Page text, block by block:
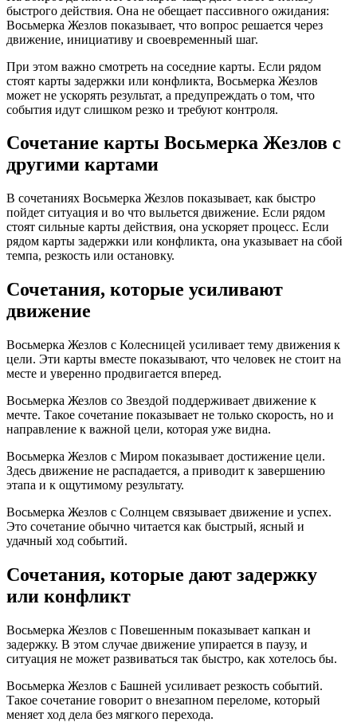
быстрого действия. Она не обещает пассивного ожидания:
Восьмерка Жезлов показывает, что вопрос решается через
движение, инициативу и своевременный шаг.
При этом важно смотреть на соседние карты. Если рядом
стоят карты задержки или конфликта, Восьмерка Жезлов
может не ускорять результат, а предупреждать о том, что
события идут слишком резко и требуют контроля.
Сочетание карты Восьмерка Жезлов с
другими картами
В сочетаниях Восьмерка Жезлов показывает, как быстро
пойдет ситуация и во что выльется движение. Если рядом
стоят сильные карты действия, она ускоряет процесс. Если
рядом карты задержки или конфликта, она указывает на сбой
темпа, резкость или остановку.
Сочетания, которые усиливают
движение
Восьмерка Жезлов с Колесницей усиливает тему движения к
цели. Эти карты вместе показывают, что человек не стоит на
месте и уверенно продвигается вперед.
Восьмерка Жезлов со Звездой поддерживает движение к
мечте. Такое сочетание показывает не только скорость, но и
направление к важной цели, которая уже видна.
Восьмерка Жезлов с Миром показывает достижение цели.
Здесь движение не распадается, а приводит к завершению
этапа и к ощутимому результату.
Восьмерка Жезлов с Солнцем связывает движение и успех.
Это сочетание обычно читается как быстрый, ясный и
удачный ход событий.
Сочетания, которые дают задержку
или конфликт
Восьмерка Жезлов с Повешенным показывает капкан и
задержку. В этом случае движение упирается в паузу, и
ситуация не может развиваться так быстро, как хотелось бы.
Восьмерка Жезлов с Башней усиливает резкость событий.
Такое сочетание говорит о внезапном переломе, который
меняет ход дела без мягкого перехода.